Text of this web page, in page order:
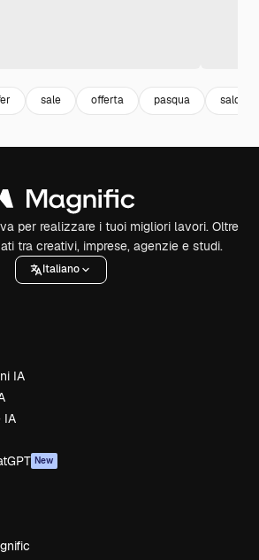
sale offerta pasqua saldi
per realizzare i tuoi migliori lavori. Oltre
tra creativi, imprese, agenzie e studi.
Italiano
IA
IA
New